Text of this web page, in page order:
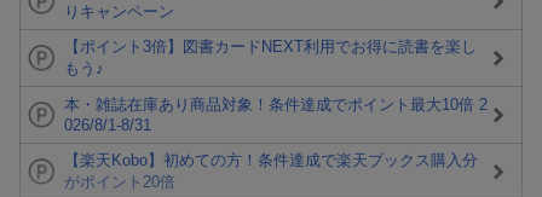
りキャンペーン
【ポイント3倍】図書カードNEXT利用でお得に読書を楽し
もう♪
本・雑誌在庫あり商品対象！条件達成でポイント最大10倍 2
026/8/1-8/31
【楽天Kobo】初めての方！条件達成で楽天ブックス購入分
がポイント20倍